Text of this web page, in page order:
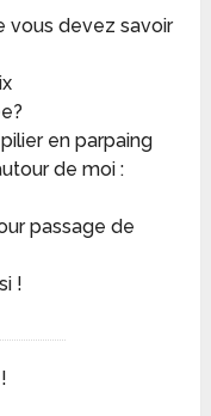
vous devez savoir
en parpaing
de moi :
passage de
!